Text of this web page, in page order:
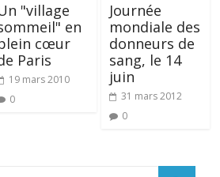
"village
en
cœur
Paris
19 mars 2010
0
Journée
mondiale des
donneurs de
sang, le 14
juin
31 mars 2012
0